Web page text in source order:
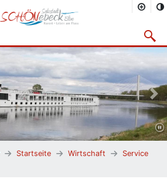
Startseite Wirtschaft
Service